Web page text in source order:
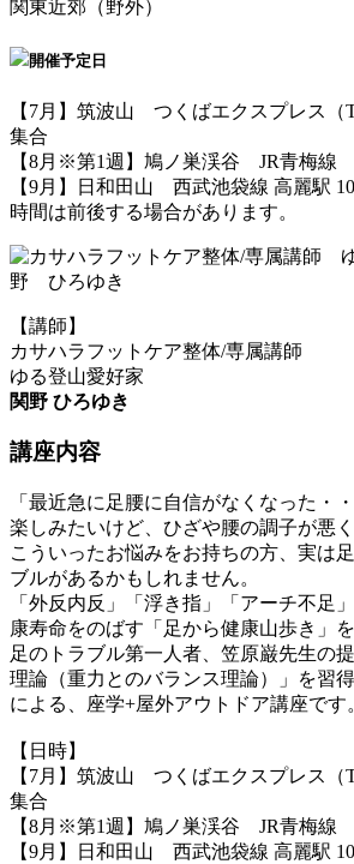
関東近郊（野外）
開催予定日
【7月】筑波山 つくばエクスプレス（
集合
【8月※第1週】鳩ノ巣渓谷 JR青梅線
【9月】日和田山 西武池袋線 高麗駅
時間は前後する場合があります。
【講師】
カサハラフットケア整体/専属講師
ゆる登山愛好家
関野 ひろゆき
講座内容
「最近急に足腰に自信がなくなった・
楽しみたいけど、ひざや腰の調子が悪
こういったお悩みをお持ちの方、実は
ブルがあるかもしれません。
「外反内反」「浮き指」「アーチ不足
康寿命をのばす「足から健康山歩き」
足のトラブル第一人者、笠原巌先生の
理論（重力とのバランス理論）」を習
による、座学+屋外アウトドア講座です
【日時】
【7月】筑波山 つくばエクスプレス（
集合
【8月※第1週】鳩ノ巣渓谷 JR青梅線
【9月】日和田山 西武池袋線 高麗駅